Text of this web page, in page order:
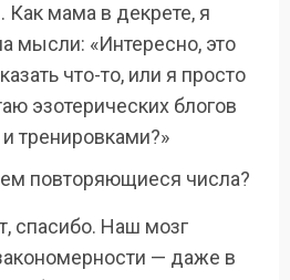
Как мама в декрете, я
мысли: «Интересно, это
что-то, или я просто
эзотерических блогов
тренировками?»
повторяющиеся числа?
спасибо. Наш мозг
— даже в